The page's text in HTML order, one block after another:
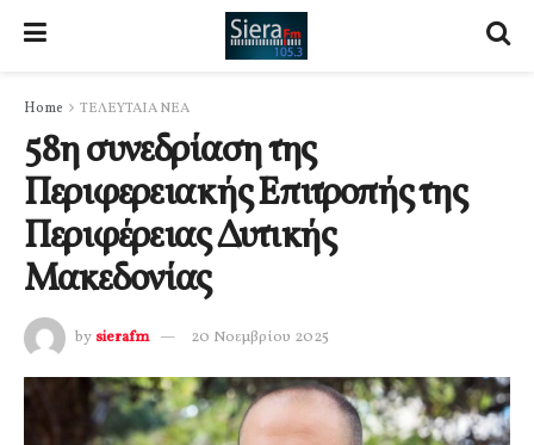
Home ΤΕΛΕΥΤΑΙΑ ΝΕΑ
58η συνεδρίαση της
Περιφερειακής Επιτροπής της
Περιφέρειας Δυτικής
Μακεδονίας
by sierafm 20 Νοεμβρίου 2025